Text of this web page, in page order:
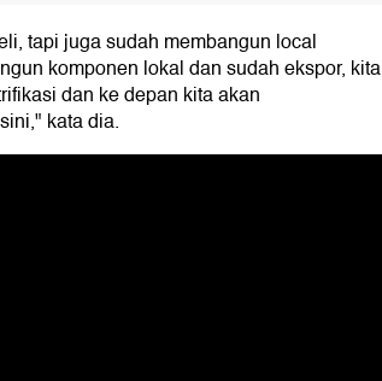
tapi juga sudah membangun local
komponen lokal dan sudah ekspor, kita
dan ke depan kita akan
kata dia.